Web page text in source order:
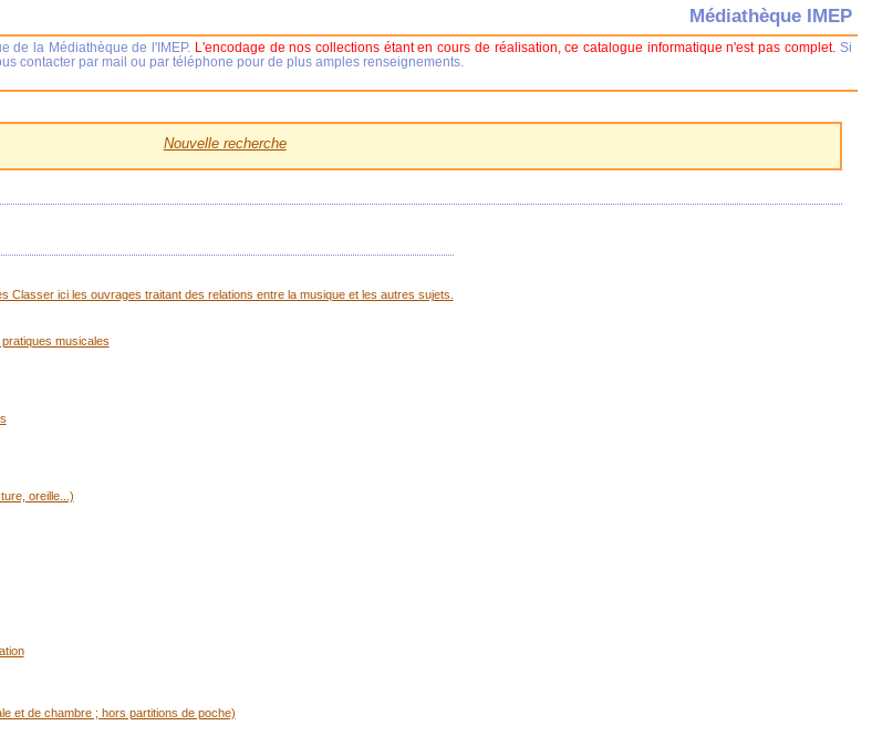
Nouvelle recherche
Classer ici les ouvrages traitant des relations entre la musique et les autres sujets.
musicales
oreille...)
et de chambre ; hors partitions de poche)
Médiathèque IMEP
de la Médiathèque de l'IMEP. L'encodage de nos collections étant en cours de réalisation, ce catalogue informatique n'est pas complet. Si
contacter par mail ou par téléphone pour de plus amples renseignements.